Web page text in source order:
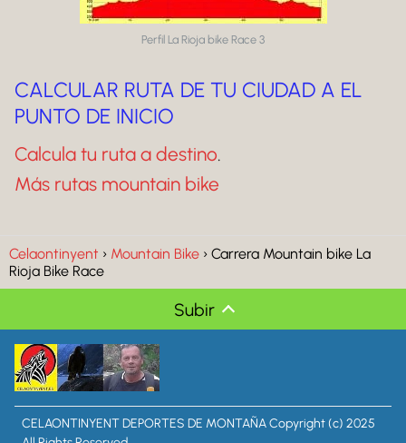
Perfil La Rioja bike Race 3
CALCULAR RUTA DE TU CIUDAD A EL
PUNTO DE INICIO
Calcula tu ruta a destino.
Más rutas mountain bike
Celaontinyent Mountain Bike
Carrera Mountain bike La
Rioja Bike Race
Subir
CELAONTINYENT DEPORTES DE MONTAÑA Copyright (c) 2025